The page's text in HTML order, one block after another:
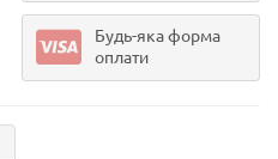
Будь-яка форма
оплати